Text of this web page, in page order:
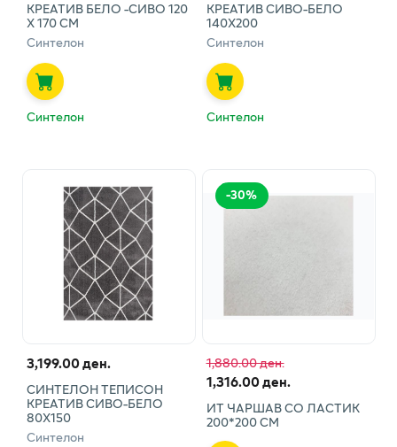
КРЕАТИВ БЕЛО -СИВО 120
Х 170 СМ
Синтелон
Синтелон
КРЕАТИВ СИВО-БЕЛО
140Х200
Синтелон
Синтелон
3,199.00 ден.
СИНТЕЛОН ТЕПИСОН
КРЕАТИВ СИВО-БЕЛО
80Х150
Синтелон
-30%
1,880.00 ден.
1,316.00 ден.
ИТ ЧАРШАВ СО ЛАСТИК
200*200 СМ